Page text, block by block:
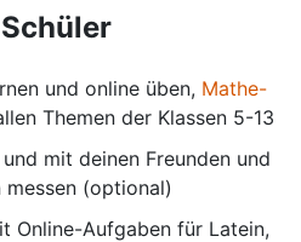
und online üben, Mathe-
Themen der Klassen 5-13
mit deinen Freunden und
messen (optional)
Online-Aufgaben für Latein,